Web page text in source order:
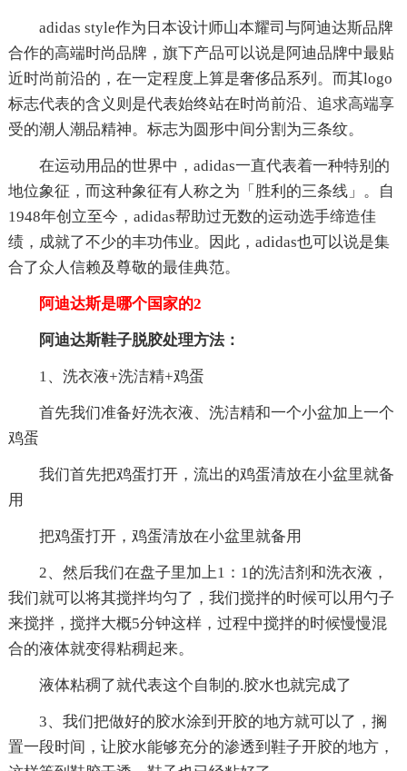
adidas style作为日本设计师山本耀司与阿迪达斯品牌
合作的高端时尚品牌，旗下产品可以说是阿迪品牌中最贴
近时尚前沿的，在一定程度上算是奢侈品系列。而其logo
标志代表的含义则是代表始终站在时尚前沿、追求高端享
受的潮人潮品精神。标志为圆形中间分割为三条纹。
在运动用品的世界中，adidas一直代表着一种特别的
地位象征，而这种象征有人称之为「胜利的三条线」。自
1948年创立至今，adidas帮助过无数的运动选手缔造佳
绩，成就了不少的丰功伟业。因此，adidas也可以说是集
合了众人信赖及尊敬的最佳典范。
阿迪达斯是哪个国家的2
阿迪达斯鞋子脱胶处理方法：
1、洗衣液+洗洁精+鸡蛋
首先我们准备好洗衣液、洗洁精和一个小盆加上一个
鸡蛋
我们首先把鸡蛋打开，流出的鸡蛋清放在小盆里就备
用
把鸡蛋打开，鸡蛋清放在小盆里就备用
2、然后我们在盘子里加上1：1的洗洁剂和洗衣液，
我们就可以将其搅拌均匀了，我们搅拌的时候可以用勺子
来搅拌，搅拌大概5分钟这样，过程中搅拌的时候慢慢混
合的液体就变得粘稠起来。
液体粘稠了就代表这个自制的.胶水也就完成了
3、我们把做好的胶水涂到开胶的地方就可以了，搁
置一段时间，让胶水能够充分的渗透到鞋子开胶的地方，